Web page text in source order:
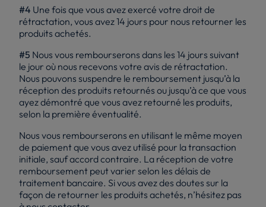
#4 Une fois que vous avez exercé votre droit de
rétractation, vous avez 14 jours pour nous retourner les
produits achetés.
#5 Nous vous rembourserons dans les 14 jours suivant
le jour où nous recevons votre avis de rétractation.
Nous pouvons suspendre le remboursement jusqu’à la
réception des produits retournés ou jusqu’à ce que vous
ayez démontré que vous avez retourné les produits,
selon la première éventualité.
Nous vous rembourserons en utilisant le même moyen
de paiement que vous avez utilisé pour la transaction
initiale, sauf accord contraire. La réception de votre
remboursement peut varier selon les délais de
traitement bancaire. Si vous avez des doutes sur la
façon de retourner les produits achetés, n’hésitez pas